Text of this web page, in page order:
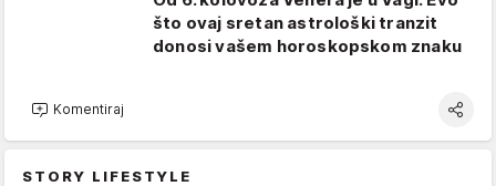
što ovaj sretan astrološki tranzit
donosi vašem horoskopskom znaku
Komentiraj
STORY LIFESTYLE